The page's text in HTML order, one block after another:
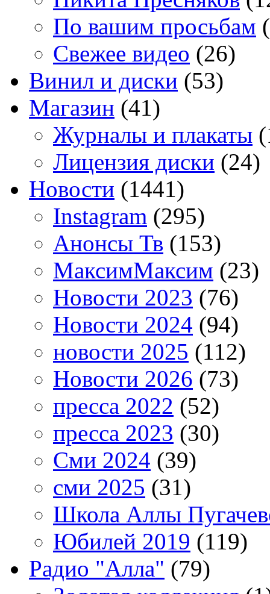
По вашим просьбам
Свежее видео (26)
Винил и диски (53)
Магазин (41)
Журналы и плакаты
Лицензия диски (24)
Новости (1441)
Instagram (295)
Анонсы Тв (153)
МаксимМаксим (23)
Новости 2023 (76)
Новости 2024 (94)
новости 2025 (112)
Новости 2026 (73)
пресса 2022 (52)
пресса 2023 (30)
Сми 2024 (39)
сми 2025 (31)
Школа Аллы
Юбилей 2019 (119)
Радио "Алла" (79)